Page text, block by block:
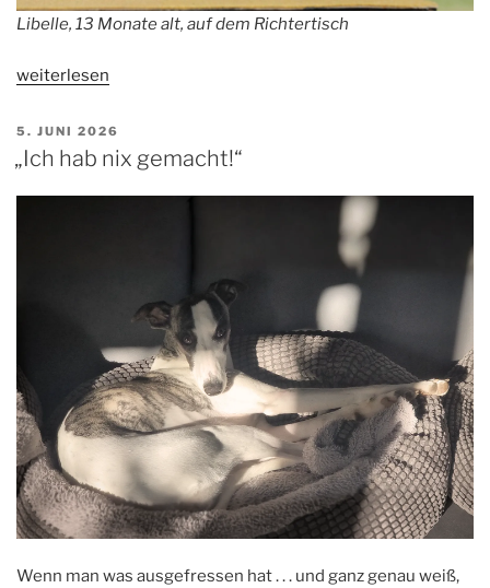
Libelle, 13 Monate alt, auf dem Richtertisch
„Wir
wieder
da“
weiterlesen
VERÖFFENTLICHT
AM
5. JUNI 2026
„Ich hab nix gemacht!“
Wenn man was ausgefressen hat . . . und ganz genau weiß,